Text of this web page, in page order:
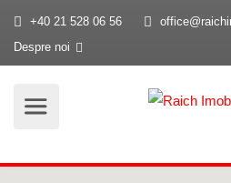
+40 21 528 06 56
Despre noi